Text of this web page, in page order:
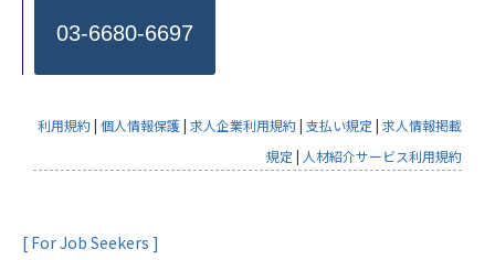
03-6680-6697
利用規約| 個人情報保護| 求人企業利用規約| 支払い規定 | 求人情報掲載
規定 | 人材紹介サービス利用規約
[ For Job Seekers ]